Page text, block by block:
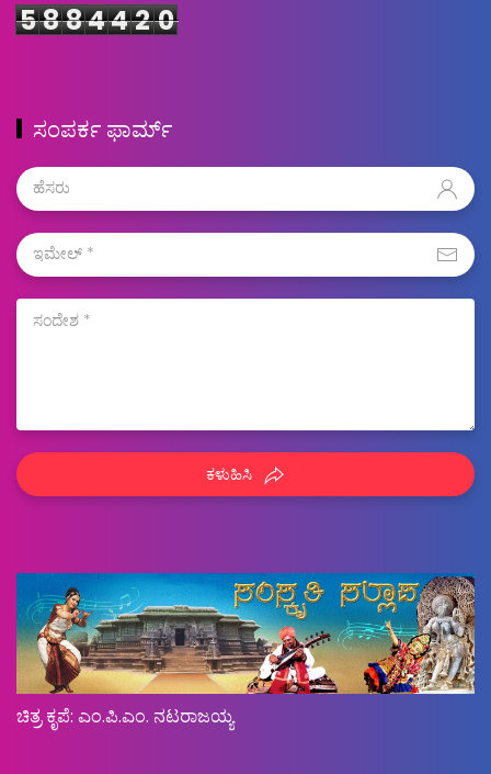
5884420
ಸಂಪರ್ಕ ಫಾರ್ಮ್
ಕಳುಹಿಸಿ
ಚಿತ್ರ ಕೃಪೆ: ಎಂ.ಪಿ.ಎಂ. ನಟರಾಜಯ್ಯ